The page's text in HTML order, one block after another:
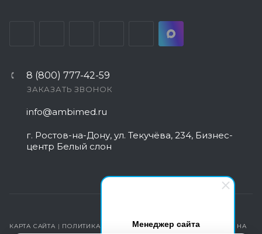
Менеджер сайта
8 (800) 777-42-59
ЗАКАЗАТЬ ЗВОНОК
info@ambimed.ru
г. Ростов-на-Дону, ул. Текучёва, 234, Бизнес-
центр Белый слон
КАРТА САЙТА | ПОЛИТИКА КОНФИДЕНЦИАЛЬНОСТИ|СОГЛАСИЕ НА